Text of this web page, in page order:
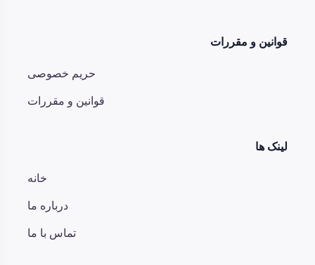
قوانین و مقررات
حریم خصوصی
قوانین و مقررات
لینک ها
خانه
درباره ما
تماس با ما